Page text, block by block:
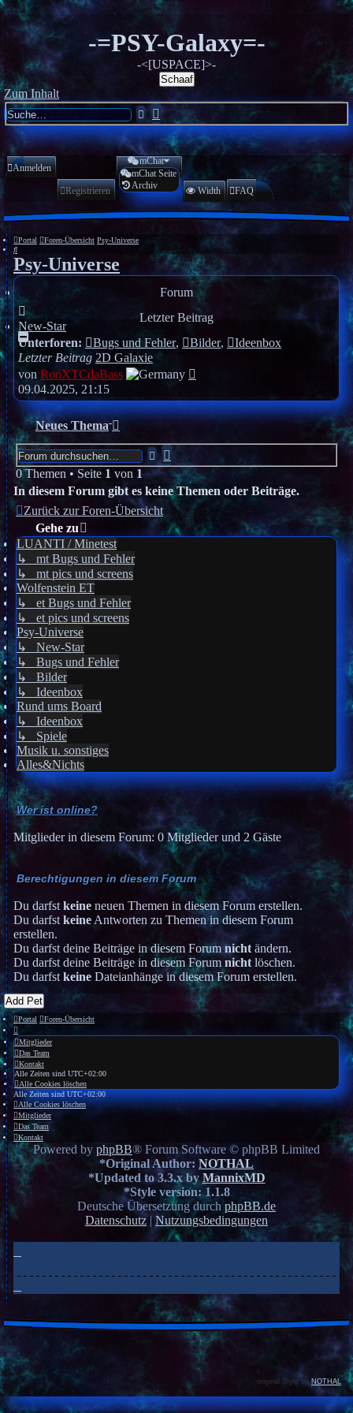
-=PSY-Galaxy=-
-<[USPACE]>-
Schaaf
Zum Inhalt
SucheErweiterte
Suche
Anmelden
Registrieren
mChat
mChat Seite
Archiv
Width FAQ
Portal Foren-Übersicht Psy-Universe
Suche
Psy-Universe
Forum
Letzter Beitrag
New-Star
Unterforen:
Bugs und Fehler, Bilder,
Ideenbox
Letzter Beitrag 2D Galaxie
von RonXTCdaBass
09.04.2025, 21:15
Neues Thema
SucheErweiterte
Suche
0 Themen • Seite 1 von 1
In diesem Forum gibt es keine Themen oder Beiträge.
Zurück zur Foren-Übersicht
Gehe zu
LUANTI / Minetest
↳ mt Bugs und Fehler
↳ mt pics und screens
Wolfenstein ET
↳ et Bugs und Fehler
↳ et pics und screens
Psy-Universe
↳ New-Star
↳ Bugs und Fehler
↳ Bilder
↳ Ideenbox
Rund ums Board
↳ Ideenbox
↳ Spiele
Musik u. sonstiges
Alles&Nichts
Wer ist online?
Mitglieder in diesem Forum: 0 Mitglieder und 2 Gäste
Berechtigungen in diesem Forum
Du darfst keine neuen Themen in diesem Forum erstellen.
Du darfst keine Antworten zu Themen in diesem Forum
erstellen.
Du darfst deine Beiträge in diesem Forumnichtändern.
Du darfst deine Beiträge in diesem Forum nicht löschen.
Du darfst keine Dateianhänge in diesem Forum erstellen.
Add Pet
Portal Foren-Übersicht
Mitglieder
Das Team
Kontakt
Alle Zeiten sind UTC+02:00
Alle Cookies löschen
Alle Zeiten sindUTC+02:00
Alle Cookies löschen
Mitglieder
Das Team
Kontakt
Powered by phpBB® Forum Software © phpBB Limited
*Original Author:NOTHAL
*Updated to 3.3.x byMannixMD
*Style version: 1.1.8
Deutsche Übersetzung durch phpBB.de
Datenschutz|Nutzungsbedingungen
original Style byNOTHAL